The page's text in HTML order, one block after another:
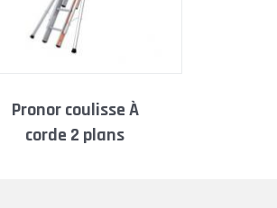
pronor coulisse À
corde 2 plans